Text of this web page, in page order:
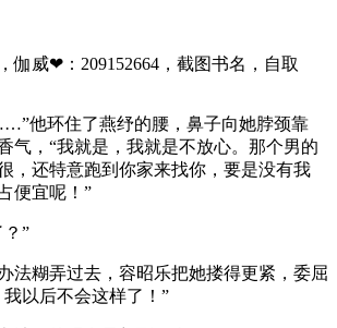
威❤：209152664，截图书名，自取
他环住了燕纾的腰，鼻子向她脖颈靠
气，“我就是，我就是不放心。那个男的
，还特意跑到你家来找你，要是没有我
便宜呢！”
”
法糊弄过去，容昭乐把她搂得更紧，委屈
以后不会这样了！”